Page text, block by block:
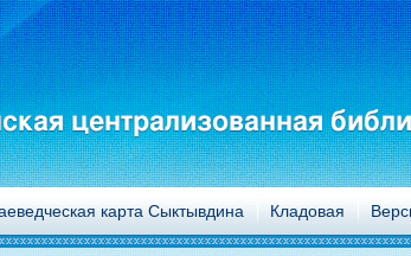
централизованная
карта Сыктывдина Кладовая